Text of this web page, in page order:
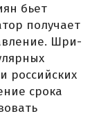
бьет
получает
Шри-
российских
срока